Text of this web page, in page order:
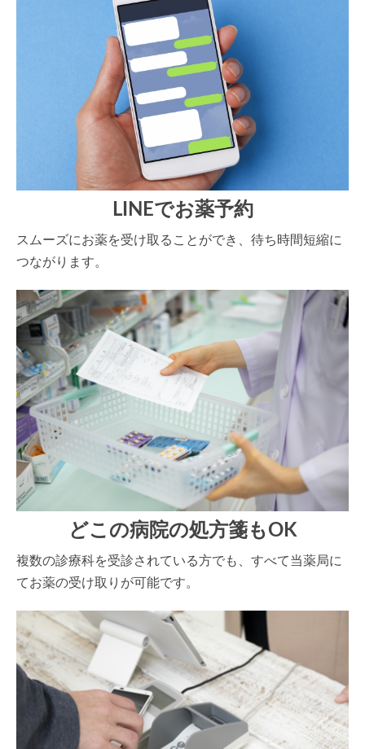
LINEでお薬予約
スムーズにお薬を受け取ることができ、待ち時間短縮に
つながります。
どこの病院の処方箋もOK
複数の診療科を受診されている方でも、すべて当薬局に
てお薬の受け取りが可能です。